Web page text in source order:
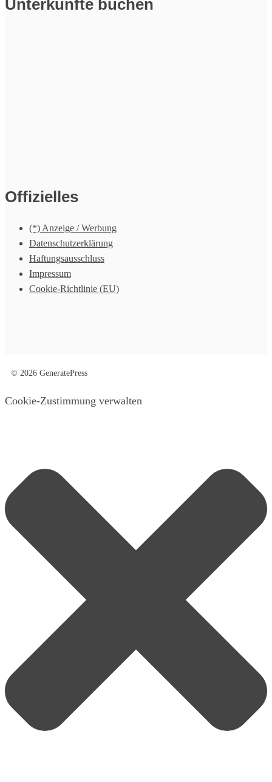
Unterkünfte buchen
Offizielles
(*) Anzeige / Werbung
Datenschutzerklärung
Haftungsausschluss
Impressum
Cookie-Richtlinie (EU)
© 2026 GeneratePress
Cookie-Zustimmung verwalten